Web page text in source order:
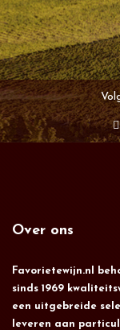
Over ons
Favorietewijn.nl
sinds 1969
een uitgebreide
leveren aan